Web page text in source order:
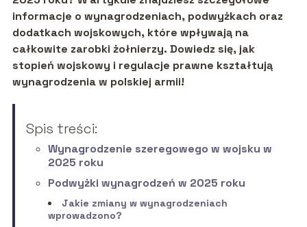
informacje o wynagrodzeniach, podwyżkach oraz
dodatkach wojskowych, które wpływają na
całkowite zarobki żołnierzy. Dowiedz się, jak
stopień wojskowy i regulacje prawne kształtują
wynagrodzenia w polskiej armii!
Spis treści:
Wynagrodzenie szeregowego w wojsku w
2025 roku
Podwyżki wynagrodzeń w 2025 roku
Jakie zmiany w wynagrodzeniach
wprowadzono?